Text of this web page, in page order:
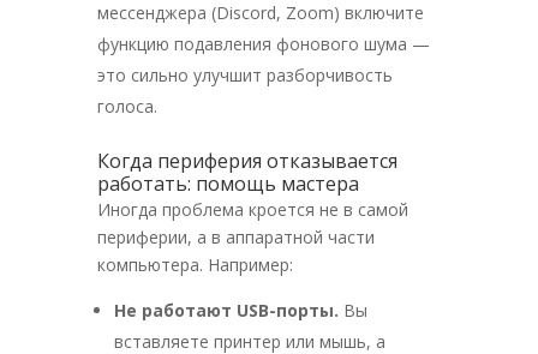
мессенджера (Discord, Zoom) включите
функцию подавления фонового шума —
это сильно улучшит разборчивость
голоса.
Когда периферия отказывается
работать: помощь мастера
Иногда проблема кроется не в самой
периферии, а в аппаратной части
компьютера. Например:
Не работают USB-порты. Вы
вставляете принтер или мышь, а